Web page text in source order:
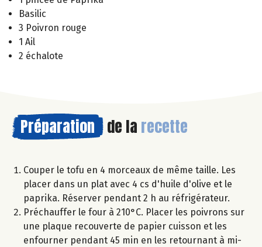
Basilic
3 Poivron rouge
1 Ail
2 échalote
Préparation de la recette
Couper le tofu en 4 morceaux de même taille. Les
placer dans un plat avec 4 cs d'huile d'olive et le
paprika. Réserver pendant 2 h au réfrigérateur.
Préchauffer le four à 210°C. Placer les poivrons sur
une plaque recouverte de papier cuisson et les
enfourner pendant 45 min en les retournant à mi-